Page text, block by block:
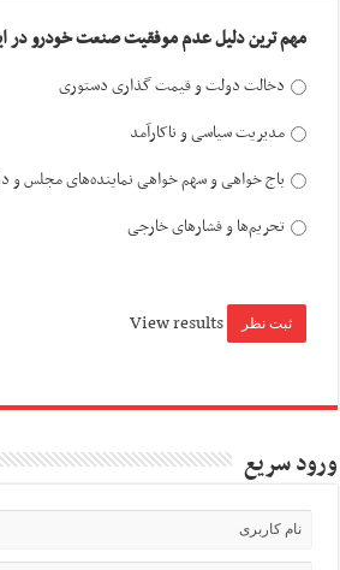
مهم ترین دلیل عدم موفقیت صنعت خودرو در
دخالت دولت و قیمت گذاری دستوری
مدیریت سیاسی و ناکارآمد
باج خواهی و سهم خواهی نماینده‌های مجلس و
تحریم‌ها و فشارهای خارجی
View results
ورود سریع